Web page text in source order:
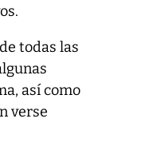
todas las
así como
verse